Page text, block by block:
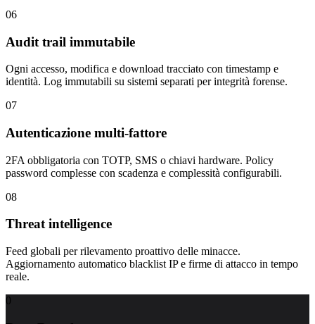
06
Audit trail immutabile
Ogni accesso, modifica e download tracciato con timestamp e
identità. Log immutabili su sistemi separati per integrità forense.
07
Autenticazione multi-fattore
2FA obbligatoria con TOTP, SMS o chiavi hardware. Policy
password complesse con scadenza e complessità configurabili.
08
Threat intelligence
Feed globali per rilevamento proattivo delle minacce.
Aggiornamento automatico blacklist IP e firme di attacco in tempo
reale.
0